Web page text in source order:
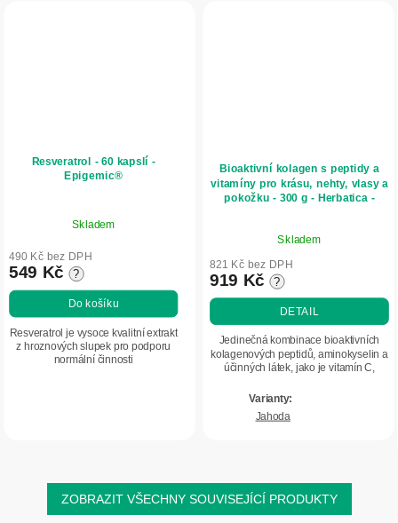
Resveratrol - 60 kapslí -
Epigemic®
Skladem
490 Kč bez DPH
549 Kč ?
Do košíku
Resveratrol je vysoce kvalitní extrakt
z hroznových slupek pro podporu
normální činnosti
Bioaktivní kolagen s peptidy a
vitamíny pro krásu, nehty, vlasy a
pokožku - 300 g - Herbatica -
produktu
je
5,0
z
hvězdiček.
Skladem
821 Kč bez DPH
919 Kč ?
DETAIL
Jedinečná kombinace bioaktivních
kolagenových peptidů, aminokyselin a
účinných látek, jako je vitamín C,
pomáhá pečovat o kvalitu vlasů, nehtů
Jahoda
ZOBRAZIT VŠECHNY SOUVISEJÍCÍ PRODUKTY